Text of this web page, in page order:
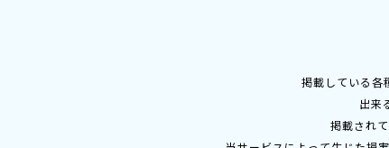
掲載している各
出来
掲載され